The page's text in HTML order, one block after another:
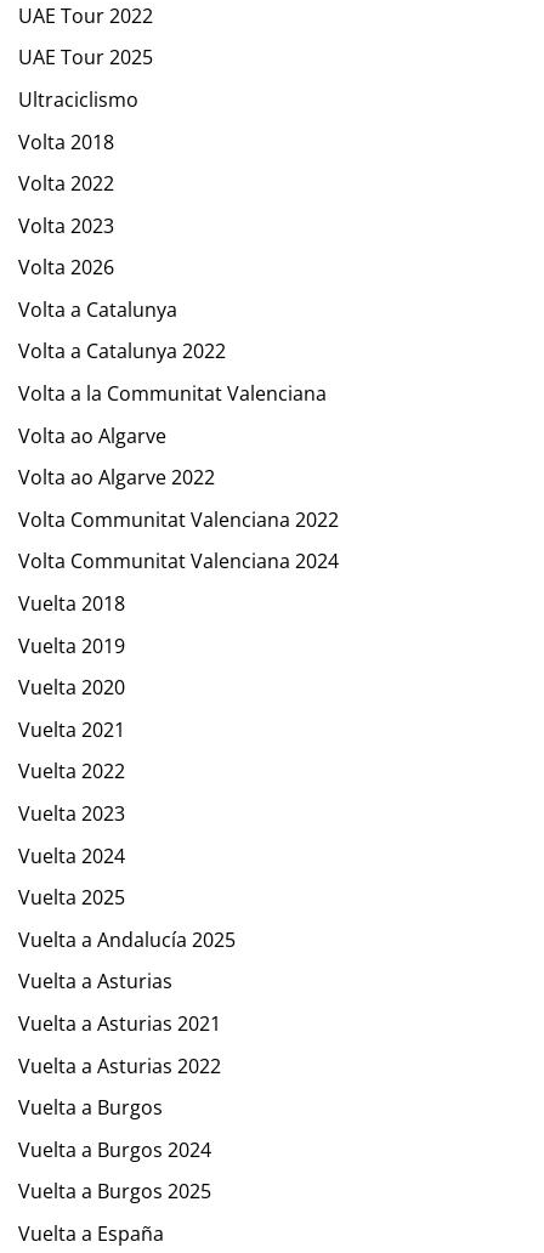
UAE Tour 2022
UAE Tour 2025
Ultraciclismo
Volta 2018
Volta 2022
Volta 2023
Volta 2026
Volta a Catalunya
Volta a Catalunya 2022
Volta a la Communitat Valenciana
Volta ao Algarve
Volta ao Algarve 2022
Volta Communitat Valenciana 2022
Volta Communitat Valenciana 2024
Vuelta 2018
Vuelta 2019
Vuelta 2020
Vuelta 2021
Vuelta 2022
Vuelta 2023
Vuelta 2024
Vuelta 2025
Vuelta a Andalucía 2025
Vuelta a Asturias
Vuelta a Asturias 2021
Vuelta a Asturias 2022
Vuelta a Burgos
Vuelta a Burgos 2024
Vuelta a Burgos 2025
Vuelta a España